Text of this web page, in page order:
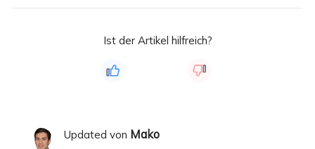
Ist der Artikel hilfreich?
Updated von Mako